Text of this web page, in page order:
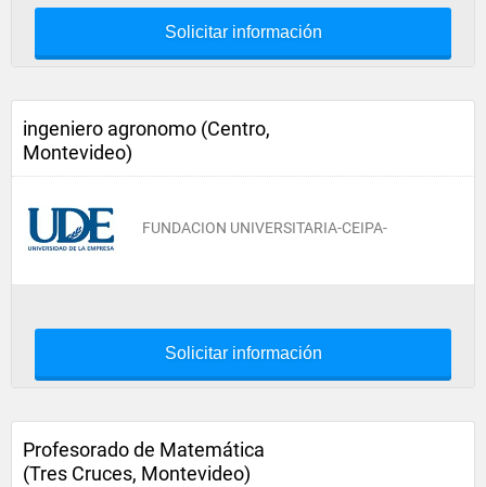
Solicitar información
ingeniero agronomo (Centro,
Montevideo)
FUNDACION UNIVERSITARIA-CEIPA-
Solicitar información
Profesorado de Matemática
(Tres Cruces, Montevideo)